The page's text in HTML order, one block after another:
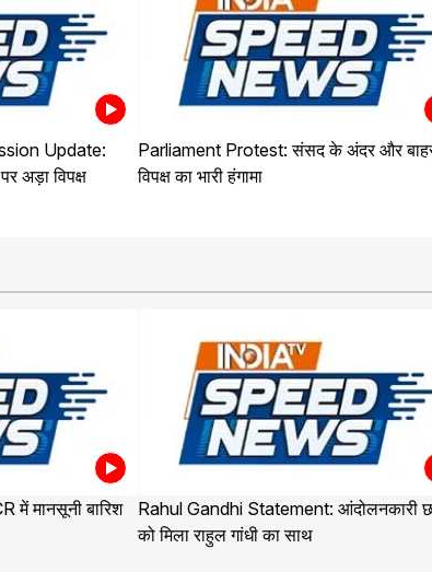
Update:
अड़ा विपक्ष
Parliament Protest: संसद के अंदर और
विपक्ष का भारी हंगामा
में मानसूनी बारिश
Rahul Gandhi Statement: आंदोलनकारी
को मिला राहुल गांधी का साथ